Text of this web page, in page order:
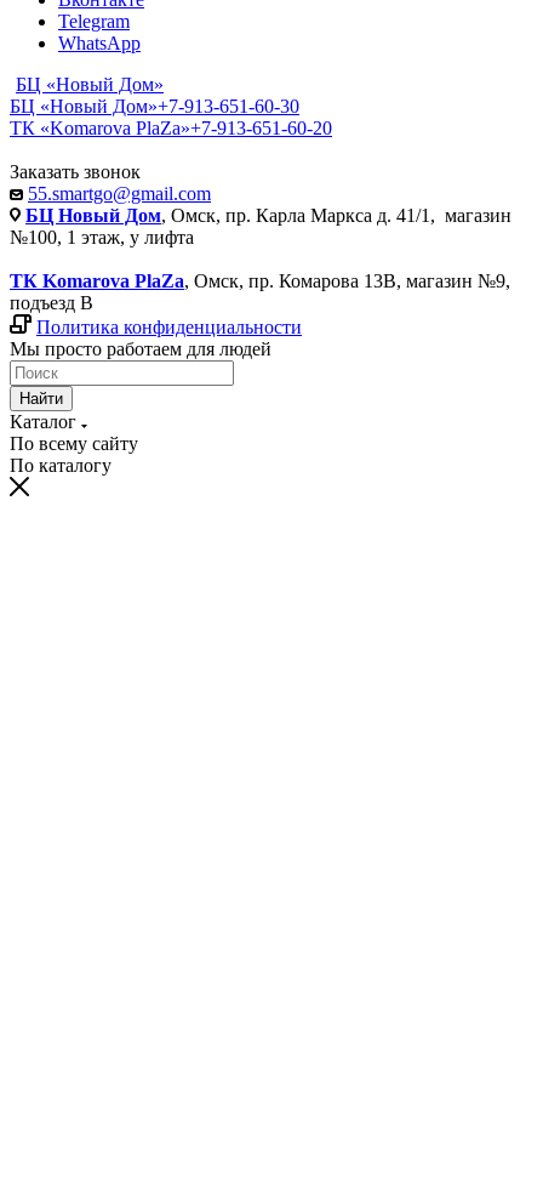
Telegram
WhatsApp
БЦ «Новый Дом»
БЦ «Новый Дом»+7-913-651-60-30
ТК «Komarova PlaZa»+7-913-651-60-20
Заказать звонок
55.smartgo@gmail.com
БЦ Новый Дом, Омск, пр. Карла Маркса д. 41/1, магазин
№100, 1 этаж, у лифта
ТК Komarova PlaZa, Омск, пр. Комарова 13В, магазин №9,
подъезд В
Политика конфиденциальности
Мы просто работаем для людей
Найти
Каталог
По всему сайту
По каталогу